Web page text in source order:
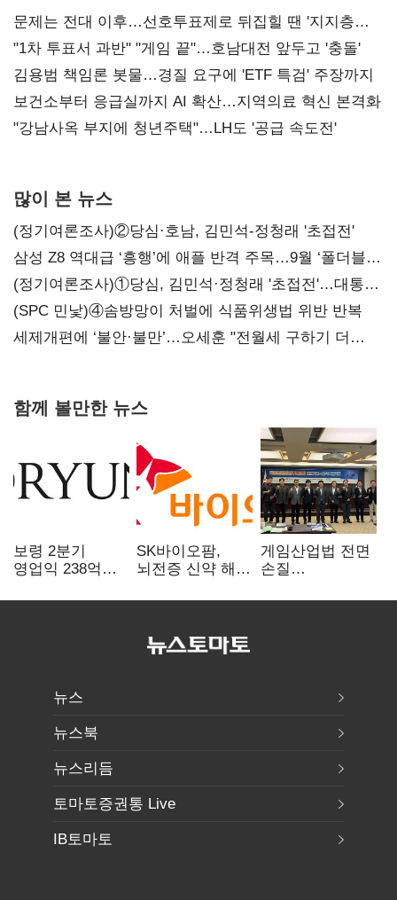
문제는 전대 이후…선호투표제로 뒤집힐 땐 '지지층
불복'
"1차 투표서 과반" "게임 끝"…호남대전 앞두고 '충돌'
김용범 책임론 봇물…경질 요구에 'ETF 특검' 주장까지
보건소부터 응급실까지 AI 확산…지역의료 혁신 본격화
"강남사옥 부지에 청년주택"…LH도 '공급 속도전'
많이 본 뉴스
(정기여론조사)②당심·호남, 김민석-정청래 '초접전'
삼성 Z8 역대급 ‘흥행’에 애플 반격 주목…9월 ‘폴더블
대전’
(정기여론조사)①당심, 김민석·정청래 '초접전'…대통령
지지도 '50% 아래로'(종합)
(SPC 민낯)④솜방망이 처벌에 식품위생법 위반 반복
세제개편에 ‘불안·불만’…오세훈 "전월세 구하기 더
함께 볼만한 뉴스
보령 2분기
영업익 238억…
SK바이오팜,
뇌전증 신약 해외
차세대 신약 개발
게임산업법 전면
손질
규제 걷고
뉴스
뉴스북
뉴스리듬
토마토증권통 Live
IB토마토